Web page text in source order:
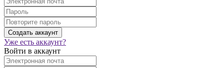
Уже есть аккаунт?
Войти в аккаунт